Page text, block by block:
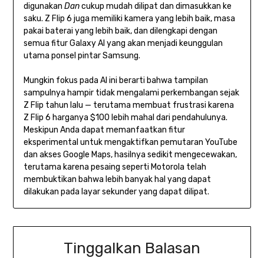
digunakan Dancukup mudah dilipat dan dimasukkan ke
saku. Z Flip 6 juga memiliki kamera yang lebih baik, masa
pakai baterai yang lebih baik, dan dilengkapi dengan
semua fitur Galaxy AI yang akan menjadi keunggulan
utama ponsel pintar Samsung.
Mungkin fokus pada AI ini berarti bahwa tampilan
sampulnya hampir tidak mengalami perkembangan sejak
Z Flip tahun lalu — terutama membuat frustrasi karena
Z Flip 6 harganya $100 lebih mahal dari pendahulunya.
Meskipun Anda dapat memanfaatkan fitur
eksperimental untuk mengaktifkan pemutaran YouTube
dan akses Google Maps, hasilnya sedikit mengecewakan,
terutama karena pesaing seperti Motorola telah
membuktikan bahwa lebih banyak hal yang dapat
dilakukan pada layar sekunder yang dapat dilipat.
Tinggalkan Balasan